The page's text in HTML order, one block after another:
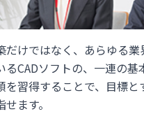
だけではなく、あらゆる
るCADソフトの、一連の基
を習得することで、目標と
ます。